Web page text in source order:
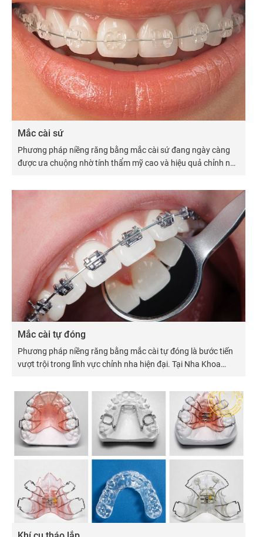
Mắc cài sứ
Phương pháp niềng răng bằng mắc cài sứ đang ngày càng
được ưa chuộng nhờ tính thẩm mỹ cao và hiệu quả chỉnh nha
Mắc cài tự đóng
Phương pháp niềng răng bằng mắc cài tự đóng là bước tiến
vượt trội trong lĩnh vực chỉnh nha hiện đại. Tại Nha Khoa
trực tiếp bằng chất gắn quang trùng hợp, kết hợp hệ thống
mắc cài thông minh, giúp rút ngắn thời gian điều trị, giảm đau
và tăng hiệu quả chỉnh nha.